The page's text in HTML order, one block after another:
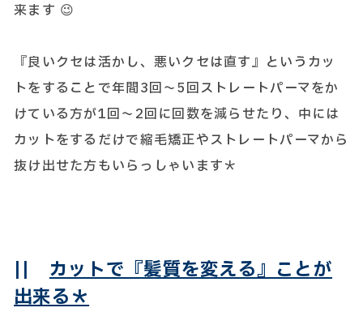
来ます 😉
『良いクセは活かし、悪いクセは直す』というカッ
トをすることで年間3回～5回ストレートパーマをか
けている方が1回～2回に回数を減らせたり、中には
カットをするだけで縮毛矯正やストレートパーマから
抜け出せた方もいらっしゃいます＊
||カットで『髪質を変える』ことが
出来る＊